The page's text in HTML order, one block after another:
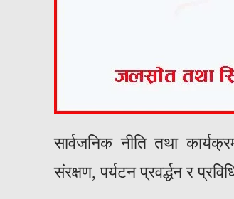
​सार्वजनिक नीति तथा
संरक्षण, पर्यटन प्रवर्द्धन र